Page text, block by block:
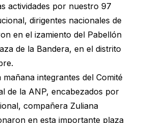
actividades por nuestro 97
dirigentes nacionales de
en el izamiento del Pabellón
de la Bandera, en el distrito
mañana integrantes del Comité
de la ANP, encabezados por
compañera Zuliana
en esta importante plaza